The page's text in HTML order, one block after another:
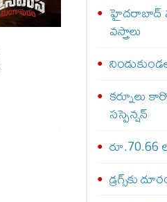
హైదరాబాద్
వస్త్రాలు
కర్నూలు
సస్పెన్షన్
రూ.70.66
డ్రగ్స్‌కు